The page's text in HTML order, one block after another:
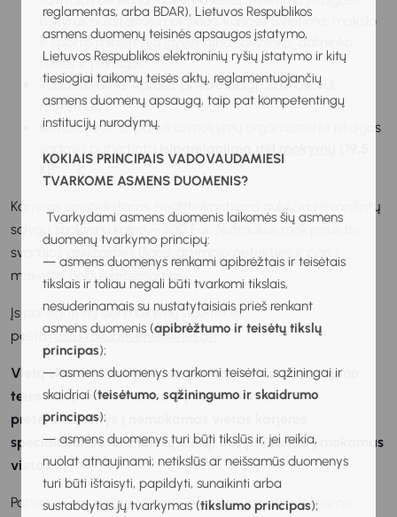
reglamentas, arba BDAR), Lietuvos Respublikos
asmens duomenų teisinės apsaugos įstatymo,
Lietuvos Respublikos elektroninių ryšių įstatymo ir kitų
tiesiogiai taikomų teisės aktų, reglamentuojančių
asmens duomenų apsaugą, taip pat kompetentingų
institucijų nurodymų.
KOKIAIS PRINCIPAIS VADOVAUDAMIESI
TVARKOME ASMENS DUOMENIS?
Tvarkydami asmens duomenis laikomės šių asmens
duomenų tvarkymo principų:
— asmens duomenys renkami apibrėžtais ir teisėtais
tikslais ir toliau negali būti tvarkomi tikslais,
nesuderinamais su nustatytaisiais prieš renkant
asmens duomenis (apibrėžtumo ir teisėtų tikslų
principas);
— asmens duomenys tvarkomi teisėtai, sąžiningai ir
skaidriai (teisėtumo, sąžiningumo ir skaidrumo
principas);
— asmens duomenys turi būti tikslūs ir, jei reikia,
nuolat atnaujinami; netikslūs ar neišsamūs duomenys
turi būti ištaisyti, papildyti, sunaikinti arba
sustabdytas jų tvarkymas (tikslumo principas);
išskyrus aukštąsias mokyklas, kuriose Švietimo, mokslo
ir sporto ministerija įgyvendina savininko, dalininko
teises ir pareigas;
vadovaujantis Aprašu, privalo baigti 200 ak. val.
mokymus;
iki vasario 17 d. pateikia mokymų organizatoriui įstaigos
KB
Karjeros specialistams, neatitinkantiems aukščiau išvardintų
sąlygų, mokymų kaina – 300 Eur. Nutraukus mokymus be
svarbios priežasties (ligos, artimojo netekties ir pan.),
mokestis nebus grąžinamas.
Įsipareigojimą dėl mokymų siųskite el.
pašturasa.krakauskiene@linesa.lt.
Vietų skaičius mokymuose yra ribotas, todėl pirmumo
teise bus priimami dirbantys su mokiniais ir
pretenduojantys į nemokamas vietas karjeros
specialistai. Jei liks laisvų vietų, bus priimama į mokamas
vietas.
Patvirtinimas dalyviu, išsami informacija apie mokėjimo